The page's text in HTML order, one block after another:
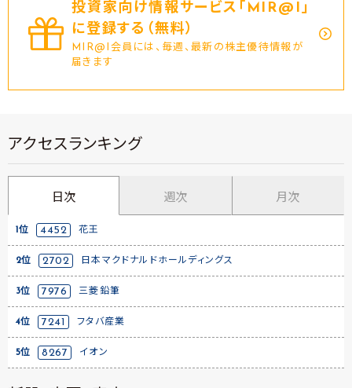
投資家向け情報サービス｢MIR@I｣
に登録する（無料）
MIR@I会員には、毎週、最新の株主優待情報が
届きます
アクセスランキング
日次 週次 月次
1位 4452 花王
2位 2702 日本マクドナルドホールディングス
3位 7976 三菱鉛筆
4位 7241 フタバ産業
5位 8267 イオン